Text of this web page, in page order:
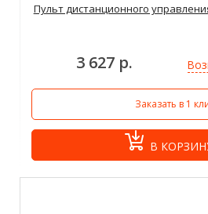
Пульт дистанционного
3 627 р.
Заказать в 1
В